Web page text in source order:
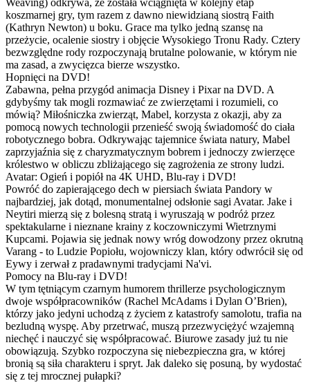
Weaving) odkrywa, że została wciągnięta w kolejny etap
koszmarnej gry, tym razem z dawno niewidzianą siostrą Faith
(Kathryn Newton) u boku. Grace ma tylko jedną szansę na
przeżycie, ocalenie siostry i objęcie Wysokiego Tronu Rady. Cztery
bezwzględne rody rozpoczynają brutalne polowanie, w którym nie
ma zasad, a zwycięzca bierze wszystko.
Hopnięci na DVD!
Zabawna, pełna przygód animacja Disney i Pixar na DVD. A
gdybyśmy tak mogli rozmawiać ze zwierzętami i rozumieli, co
mówią? Miłośniczka zwierząt, Mabel, korzysta z okazji, aby za
pomocą nowych technologii przenieść swoją świadomość do ciała
robotycznego bobra. Odkrywając tajemnice świata natury, Mabel
zaprzyjaźnia się z charyzmatycznym bobrem i jednoczy zwierzęce
królestwo w obliczu zbliżającego się zagrożenia ze strony ludzi.
Avatar: Ogień i popiół na 4K UHD, Blu-ray i DVD!
Powróć do zapierającego dech w piersiach świata Pandory w
najbardziej, jak dotąd, monumentalnej odsłonie sagi Avatar. Jake i
Neytiri mierzą się z bolesną stratą i wyruszają w podróż przez
spektakularne i nieznane krainy z koczowniczymi Wietrznymi
Kupcami. Pojawia się jednak nowy wróg dowodzony przez okrutną
Varang - to Ludzie Popiołu, wojowniczy klan, który odwrócił się od
Eywy i zerwał z pradawnymi tradycjami Na'vi.
Pomocy na Blu-ray i DVD!
W tym tętniącym czarnym humorem thrillerze psychologicznym
dwoje współpracowników (Rachel McAdams i Dylan O’Brien),
którzy jako jedyni uchodzą z życiem z katastrofy samolotu, trafia na
bezludną wyspę. Aby przetrwać, muszą przezwyciężyć wzajemną
niechęć i nauczyć się współpracować. Biurowe zasady już tu nie
obowiązują. Szybko rozpoczyna się niebezpieczna gra, w której
bronią są siła charakteru i spryt. Jak daleko się posuną, by wydostać
się z tej mrocznej pułapki?